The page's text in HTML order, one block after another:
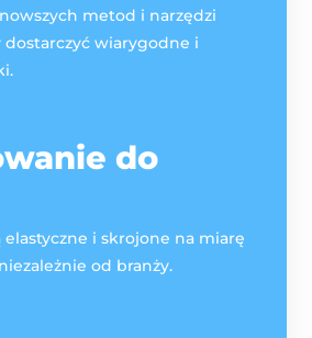
metod i narzędzi
dostarczyć wiarygodne i
do
elastyczne i skrojone na miarę
od branży.